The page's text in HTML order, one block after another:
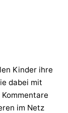
Kinder ihre
dabei mit
im Netz